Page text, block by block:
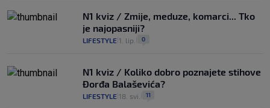
N1 kviz / Zmije, meduze, komarci... Tko
je najopasniji?
LIFESTYLE 1. lip. 0
N1 kviz / Koliko dobro poznajete stihove
Đorđa Balaševića?
LIFESTYLE 18. svi. 11